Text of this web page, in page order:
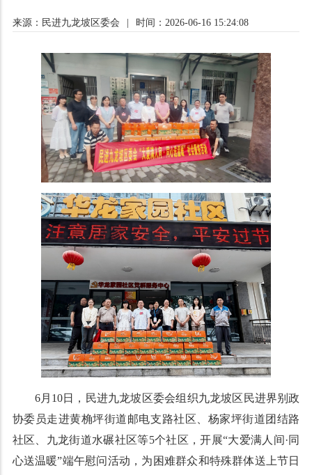
来源：民进九龙坡区委会 时间：2026-06-16 15:24:08
6月10日，民进九龙坡区委会组织九龙坡区民进界别政
协委员走进黄桷坪街道邮电支路社区、杨家坪街道团结路
社区、九龙街道水碾社区等5个社区，开展“大爱满人间·同
心送温暖”端午慰问活动，为困难群众和特殊群体送上节日